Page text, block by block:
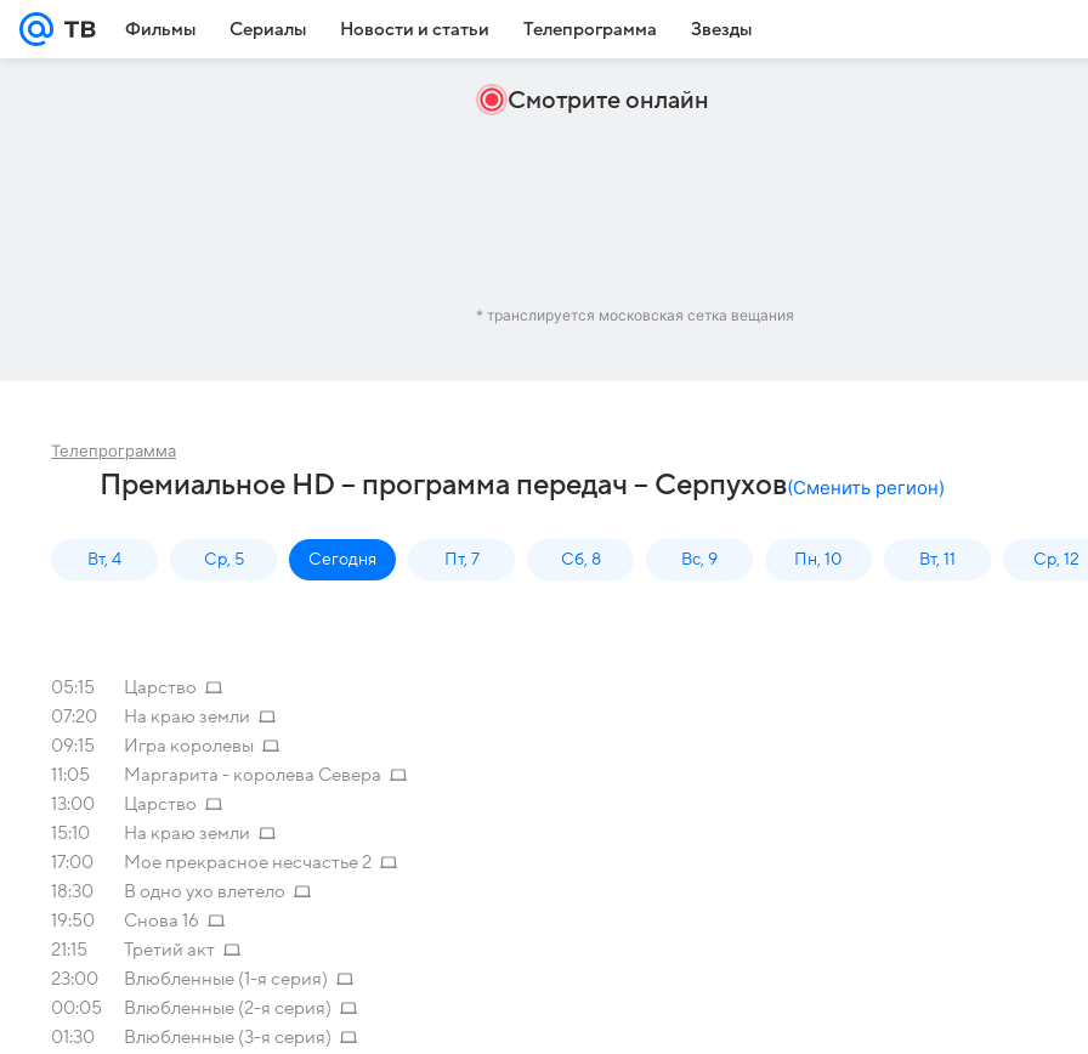
Фильмы Сериалы Новости и статьи Телепрограмма Звезды
Смотрите онлайн
* транслируется московская сетка вещания
Телепрограмма
Премиальное HD – программа передач – Серпухов(Сменить регион)
Вт, 4 Ср, 5 Сегодня Пт, 7 Сб, 8 Вс, 9 Пн, 10 Вт, 11 Ср, 12
05:15
Царство
07:20
На краю земли
09:15
Игра королевы
11:05
Маргарита - королева Севера
13:00
Царство
15:10
На краю земли
17:00
Мое прекрасное несчастье 2
18:30
В одно ухо влетело
19:50
Снова 16
21:15
Третий акт
23:00
Влюбленные (1-я серия)
00:05
Влюбленные (2-я серия)
01:30
Влюбленные (3-я серия)